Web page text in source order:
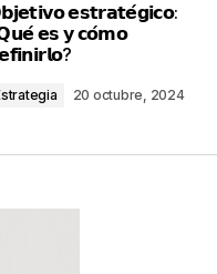
están
𝗲𝘀𝘁𝗿𝗮𝘁𝗲́𝗴𝗶𝗰𝗼:
𝗲𝘀 𝘆 𝗰𝗼́𝗺𝗼
20 octubre, 2024